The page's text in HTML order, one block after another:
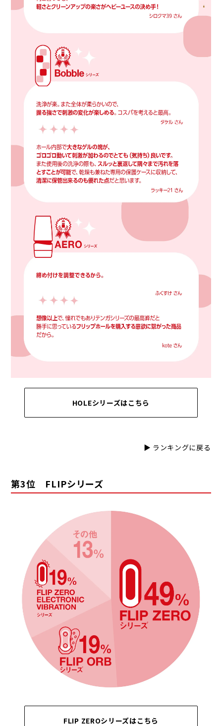
HOLEシリーズはこちら
▶ ランキングに戻る
第3位 FLIPシリーズ
FLIP ZEROシリーズはこちら